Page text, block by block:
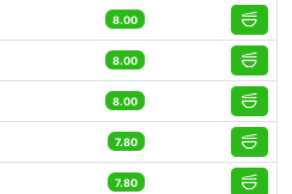
8.00
8.00
8.00
7.80
7.80